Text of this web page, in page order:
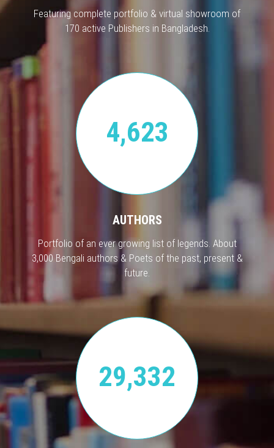
Featuring complete portfolio & virtual showroom of
170 active Publishers in Bangladesh.
4,623
AUTHORS
Portfolio of an ever growing list of legends. About
3,000 Bengali authors & Poets of the past, present &
future.
29,332